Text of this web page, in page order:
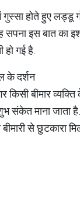
होते हुए लड्डू
सपना इस बात का
गई है.
के दर्शन
किसी बीमार
संकेत माना जाता
से छुटकारा